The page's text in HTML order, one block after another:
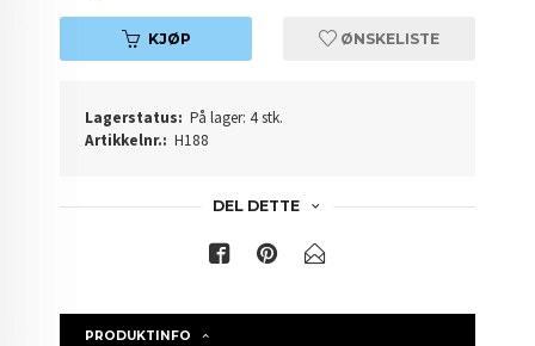
KJØP ØNSKELISTE
Lagerstatus: På lager: 4 stk.
Artikkelnr.: H188
DEL DETTE
PRODUKTINFO